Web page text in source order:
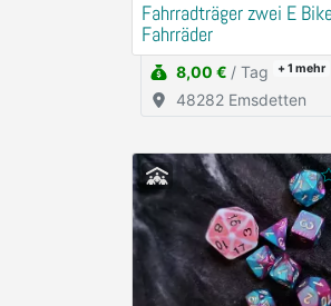
Fahrradträger zwei E
Fahrräder
8,00 € / Tag + 1mehr
48282 Emsdetten